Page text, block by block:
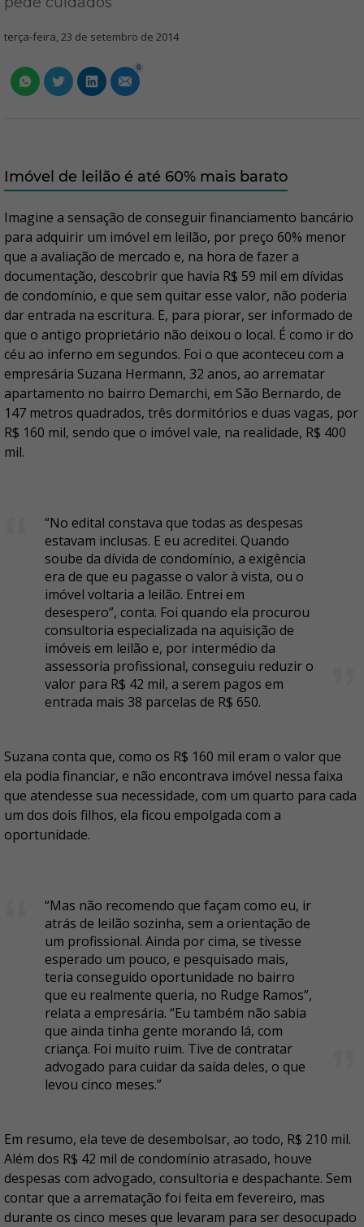
terça-feira, 23 de setembro de 2014
0
Imóvel de leilão é até 60% mais barato
Imagine a sensação de conseguir financiamento bancário
para adquirir um imóvel em leilão, por preço 60% menor
que a avaliação de mercado e, na hora de fazer a
documentação, descobrir que havia R$ 59 mil em dívidas
de condomínio, e que sem quitar esse valor, não poderia
dar entrada na escritura. E, para piorar, ser informado de
que o antigo proprietário não deixou o local. É como ir do
céu ao inferno em segundos. Foi o que aconteceu com a
empresária Suzana Hermann, 32 anos, ao arrematar
apartamento no bairro Demarchi, em São Bernardo, de
147 metros quadrados, três dormitórios e duas vagas, por
R$ 160 mil, sendo que o imóvel vale, na realidade, R$ 400
mil.
“No edital constava que todas as despesas
estavam inclusas. E eu acreditei. Quando
soube da dívida de condomínio, a exigência
era de que eu pagasse o valor à vista, ou o
imóvel voltaria a leilão. Entrei em
desespero”, conta. Foi quando ela procurou
consultoria especializada na aquisição de
imóveis em leilão e, por intermédio da
assessoria profissional, conseguiu reduzir o
valor para R$ 42 mil, a serem pagos em
entrada mais 38 parcelas de R$ 650.
Suzana conta que, como os R$ 160 mil eram o valor que
ela podia financiar, e não encontrava imóvel nessa faixa
que atendesse sua necessidade, com um quarto para cada
um dos dois filhos, ela ficou empolgada com a
oportunidade.
“Mas não recomendo que façam como eu, ir
atrás de leilão sozinha, sem a orientação de
um profissional. Ainda por cima, se tivesse
esperado um pouco, e pesquisado mais,
teria conseguido oportunidade no bairro
que eu realmente queria, no Rudge Ramos”,
relata a empresária. “Eu também não sabia
que ainda tinha gente morando lá, com
criança. Foi muito ruim. Tive de contratar
advogado para cuidar da saída deles, o que
levou cinco meses.”
Em resumo, ela teve de desembolsar, ao todo, R$ 210 mil.
Além dos R$ 42 mil de condomínio atrasado, houve
despesas com advogado, consultoria e despachante. Sem
contar que a arrematação foi feita em fevereiro, mas
durante os cinco meses que levaram para ser desocupado